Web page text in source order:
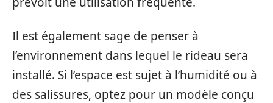
Il est également sage de penser à
l’environnement dans lequel le rideau sera
installé. Si l’espace est sujet à l’humidité ou à
des salissures, optez pour un modèle conçu